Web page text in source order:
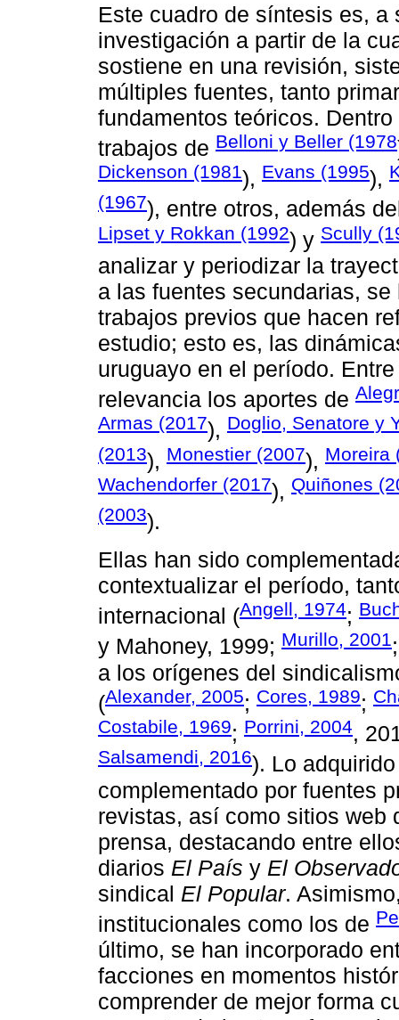
Este cuadro de síntesis es,
investigación a partir de la
sostiene en una revisión,
múltiples fuentes, tanto
fundamentos teóricos.
trabajos de Belloni y Beller (1978
Dickenson (1981), Evans (1995),
(1967), entre otros, además
Lipset y Rokkan (1992) y Scully
analizar y periodizar la
a las fuentes secundarias,
trabajos previos que hacen
estudio; esto es, las
uruguayo en el período.
relevancia los aportes de
Armas (2017), Doglio, Senatore y
(2013), Monestier (2007), Moreira
Wachendorfer (2017), Quiñones
(2003).
Ellas han sido
contextualizar el período,
internacional (Angell, 1974;
y Mahoney, 1999; Murillo, 2001
a los orígenes del
(Alexander, 2005; Cores, 1989;
Costabile, 1969; Porrini, 2004,
Salsamendi, 2016). Lo
complementado por fuentes
revistas, así como sitios web
prensa, destacando entre
diarios El País y El
sindical El Popular.
institucionales como los de
último, se han incorporado
facciones en momentos
comprender de mejor forma